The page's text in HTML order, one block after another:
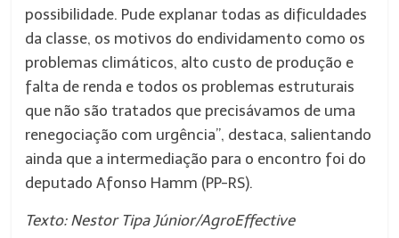
possibilidade. Pude explanar todas as dificuldades
da classe, os motivos do endividamento como os
problemas climáticos, alto custo de produção e
falta de renda e todos os problemas estruturais
que não são tratados que precisávamos de uma
renegociação com urgência”, destaca, salientando
ainda que a intermediação para o encontro foi do
deputado Afonso Hamm (PP-RS).
Texto: Nestor Tipa Júnior/AgroEffective